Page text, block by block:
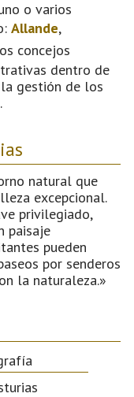
o varios
Allande,
concejos
dentro de
gestión de los
natural que
excepcional.
privilegiado,
paisaje
pueden
por senderos
la naturaleza.»